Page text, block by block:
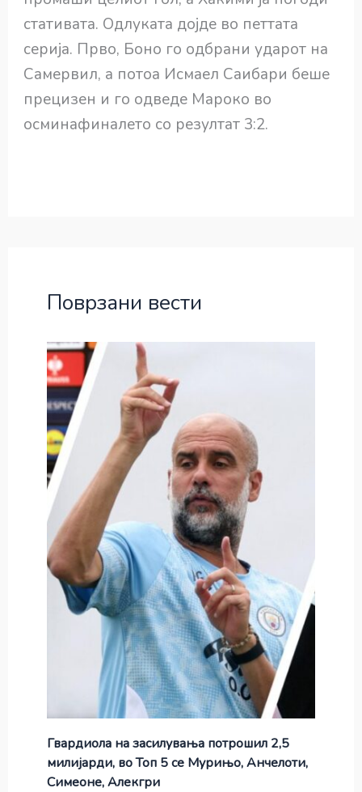
стативата. Одлуката дојде во петтата
серија. Прво, Боно го одбрани ударот на
Самервил, а потоа Исмаел Саибари беше
прецизен и го одведе Мароко во
осминафиналето со резултат 3:2.
Поврзани вести
Гвардиола на засилувања потрошил 2,5
милијарди, во Топ 5 се Мурињо, Анчелоти,
Симеоне, Алекгри